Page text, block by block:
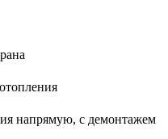
напрямую, с демонтажем